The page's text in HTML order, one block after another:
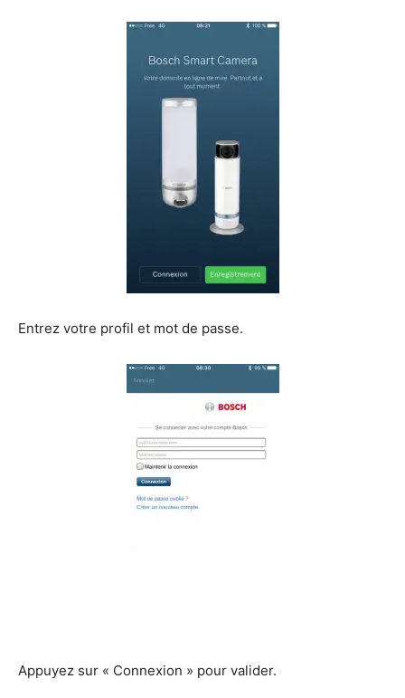
Entrez votre profil et mot de passe.
Appuyez sur « Connexion » pour valider.